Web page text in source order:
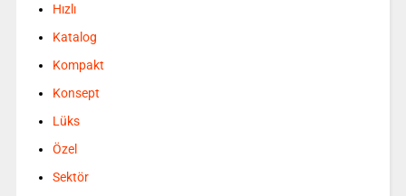
Hızlı
Katalog
Kompakt
Konsept
Lüks
Özel
Sektör